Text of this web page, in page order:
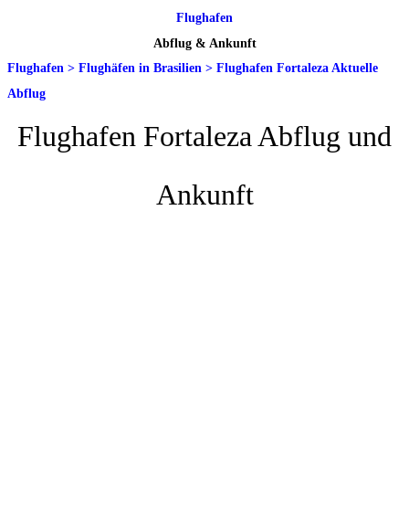
Flughafen
Abflug & Ankunft
Flughafen > Flughäfen in Brasilien > Flughafen Fortaleza Aktuelle
Abflug
Flughafen Fortaleza Abflug und
Ankunft